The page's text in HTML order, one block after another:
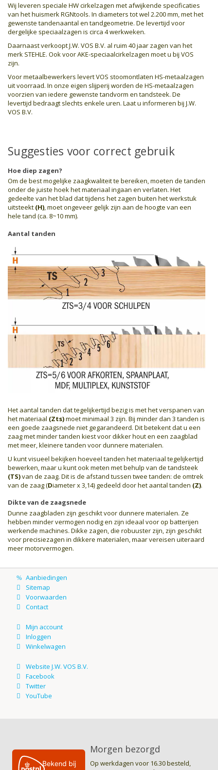
Wij leveren speciale HW cirkelzagen met afwijkende specificaties
van het huismerk RGNtools. In diameters tot wel 2.200 mm, met het
gewenste tandenaantal en tandgeometrie. De levertijd voor
dergelijke speciaalzagen is circa 4 werkweken.
Daarnaast verkoopt J.W. VOS B.V. al ruim 40 jaar zagen van het
merk STEHLE. Ook voor AKE-speciaalcirkelzagen moet u bij VOS
zijn.
Voor metaalbewerkers levert VOS stoomontlaten HS-metaalzagen
uit voorraad. In onze eigen slijperij worden de HS-metaalzagen
voorzien van iedere gewenste tandvorm en tandsteek. De
levertijd bedraagt slechts enkele uren. Laat u informeren bij J.W.
VOS B.V.
Suggesties voor correct gebruik
Hoe diep zagen?
Om de best mogelijke zaagkwaliteit te bereiken, moeten de tanden
onder de juiste hoek het materiaal ingaan en verlaten. Het
gedeelte van het blad dat tijdens het zagen buiten het werkstuk
uitsteekt (H), moet ongeveer gelijk zijn aan de hoogte van een
hele tand (ca. 8~10 mm).
Aantal tanden
Het aantal tanden dat tegelijkertijd bezig is met het verspanen van
het materiaal (Zts)moet minimaal 3 zijn. Bij minder dan 3 tanden is
een goede zaagsnede niet gegarandeerd. Dit betekent dat u een
zaag met minder tanden kiest voor dikker hout en een zaagblad
met meer, kleinere tanden voor dunnere materialen.
U kunt visueel bekijken hoeveel tanden het materiaal tegelijkertijd
bewerken, maar u kunt ook meten met behulp van de tandsteek
(TS)van de zaag. Dit is de afstand tussen twee tanden: de omtrek
van de zaag (Diameter x 3,14) gedeeld door het aantal tanden (Z).
Dikte van de zaagsnede
Dunne zaagbladen zijn geschikt voor dunnere materialen. Ze
hebben minder vermogen nodig en zijn ideaal voor op batterijen
werkende machines. Dikke zagen, die robuuster zijn, zijn geschikt
voor precisiezagen in dikkere materialen, maar vereisen uiteraard
meer motorvermogen.
Morgen bezorgd
Op werkdagen voor 16.30 besteld,